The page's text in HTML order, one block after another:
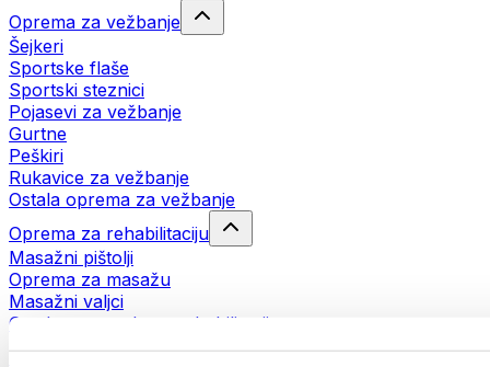
Oprema za vežbanje
Šejkeri
Sportske flaše
Sportski steznici
Pojasevi za vežbanje
Gurtne
Peškiri
Rukavice za vežbanje
Ostala oprema za vežbanje
Oprema za rehabilitaciju
Masažni pištolji
Oprema za masažu
Masažni valjci
Ostala pomagala za rehabilitaciju
Torbe i rančevi